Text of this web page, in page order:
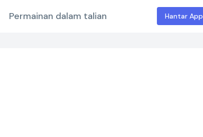
Permainan dalam talian Hantar App